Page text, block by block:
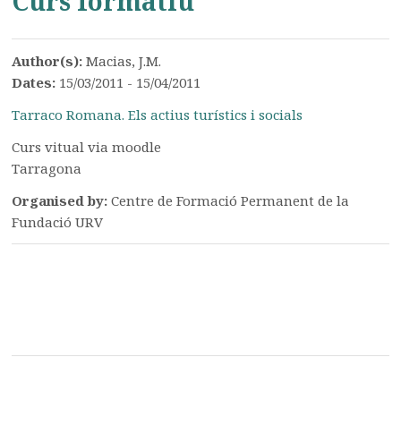
Author(s):Macias, J.M.
Dates: 15/03/2011 - 15/04/2011
Tarraco Romana. Els actius turístics i socials
Curs vitual via moodle
Tarragona
Organised by:Centre de Formació Permanent de la
Fundació URV